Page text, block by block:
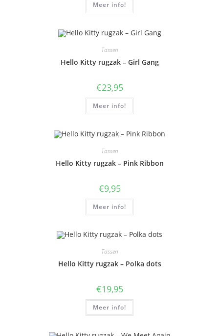
Meer info!
Tassen
Hello Kitty rugzak – Girl Gang
€23,95
Meer info!
Tassen
Hello Kitty rugzak – Pink Ribbon
€9,95
Meer info!
Tassen
Hello Kitty rugzak – Polka dots
€19,95
Meer info!